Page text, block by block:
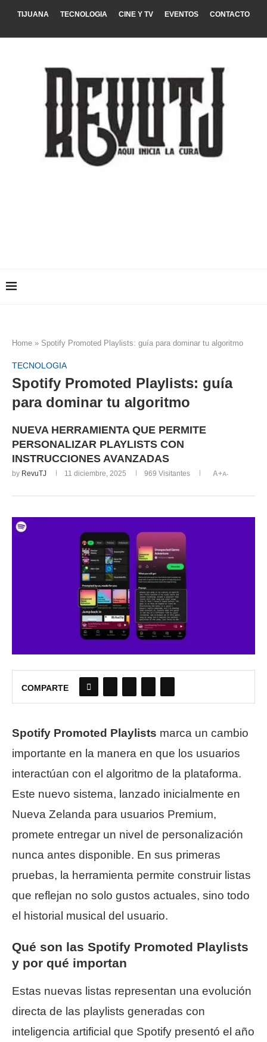
TIJUANA TECNOLOGIA CINE Y TV EVENTOS CONTACTO
Home » Spotify Promoted Playlists: guía para dominar tu algoritmo
TECNOLOGIA
Spotify Promoted Playlists: guía
para dominar tu algoritmo
NUEVA HERRAMIENTA QUE PERMITE
PERSONALIZAR PLAYLISTS CON
INSTRUCCIONES AVANZADAS
by RevuTJ 11 diciembre, 2025 969 Visitantes A+A-
COMPARTE
Spotify Promoted Playlists marca un cambio
importante en la manera en que los usuarios
interactúan con el algoritmo de la plataforma.
Este nuevo sistema, lanzado inicialmente en
Nueva Zelanda para usuarios Premium,
promete entregar un nivel de personalización
nunca antes disponible. En sus primeras
pruebas, la herramienta permite construir listas
que reflejan no solo gustos actuales, sino todo
el historial musical del usuario.
Qué son las Spotify Promoted Playlists
y por qué importan
Estas nuevas listas representan una evolución
directa de las playlists generadas con
inteligencia artificial que Spotify presentó el año